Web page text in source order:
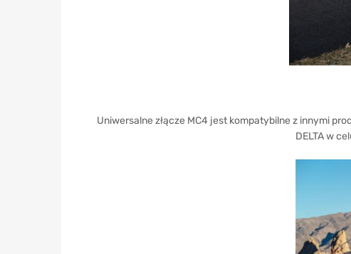
Uniwersalne złącze MC4 jest kompatybilne z innymi
DELTA w